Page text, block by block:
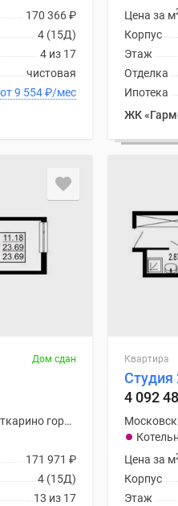
170 366₽
4 (15Д)
4 из 17
чистовая
В ипотеку от 9 554₽/мес
Цена за м
Корпус
Этаж
Отделка
Ипотека
ЖК
Дом сдан
Московская область, Лыткарино городской округ
171 971 ₽
4 (15Д)
13 из 17
Квартира
Студия
4 092
Цена за м
Корпус
Этаж